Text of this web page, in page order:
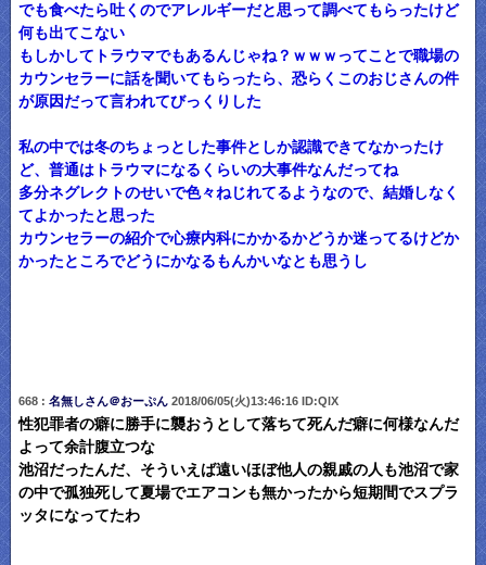
でも食べたら吐くのでアレルギーだと思って調べてもらったけど
何も出てこない
もしかしてトラウマでもあるんじゃね？ｗｗｗってことで職場の
カウンセラーに話を聞いてもらったら、恐らくこのおじさんの件
が原因だって言われてびっくりした
私の中では冬のちょっとした事件としか認識できてなかったけ
ど、普通はトラウマになるくらいの大事件なんだってね
多分ネグレクトのせいで色々ねじれてるようなので、結婚しなく
てよかったと思った
カウンセラーの紹介で心療内科にかかるかどうか迷ってるけどか
かったところでどうにかなるもんかいなとも思うし
668 : 名無しさん＠おーぷん2018/06/05(火)13:46:16 ID:QlX
性犯罪者の癖に勝手に襲おうとして落ちて死んだ癖に何様なんだ
よって余計腹立つな
池沼だったんだ、そういえば遠いほぼ他人の親戚の人も池沼で家
の中で孤独死して夏場でエアコンも無かったから短期間でスプラ
ッタになってたわ